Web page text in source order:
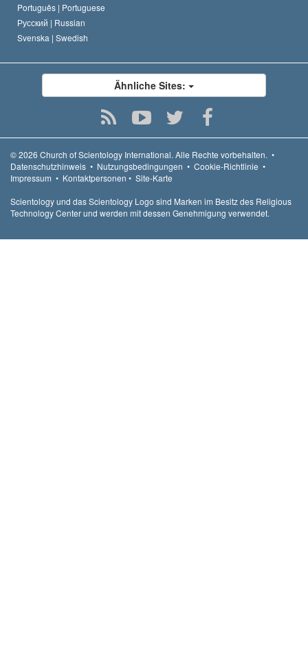
Português | Portuguese
Русский | Russian
Svenska | Swedish
Ähnliche Sites:
© 2026 Church of Scientology International. Alle Rechte vorbehalten. •
Datenschutzhinweis • Nutzungsbedingungen • Cookie-Richtlinie •
Impressum • Kontaktpersonen • Site-Karte
Scientology und das Scientology Logo sind Marken im Besitz des Religious
Technology Center und werden mit dessen Genehmigung verwendet.